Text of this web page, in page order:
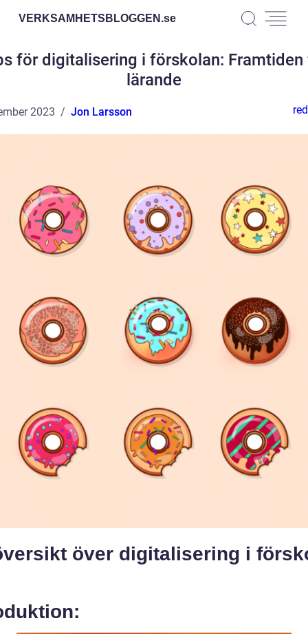
VERKSAMHETSBLOGGEN.se
för digitalisering i förskolan: Framtiden
lärande
2023 Jon Larsson
över digitalisering i